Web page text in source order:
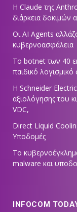
Η Claude της
διάρκεια δοκιμών
Οι AI Agents
κυβερνοασφάλεια
Το botnet των 40
παιδικό
Η Schneider
αξιολόγησης του
VDC,
Direct Liquid
Υποδομές
Το
malware και
INFOCOM